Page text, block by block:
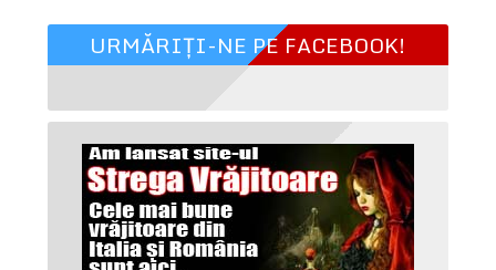
URMĂRIȚI-NE PE FACEBOOK!